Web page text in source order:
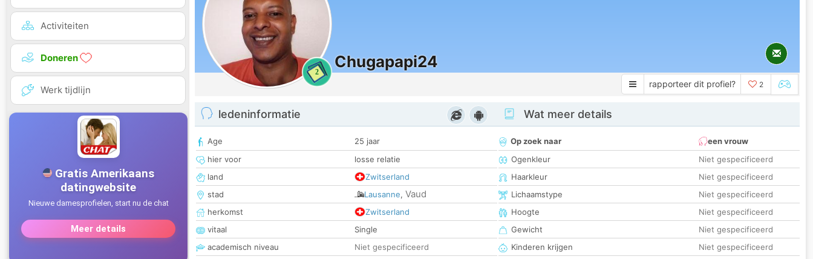
Activiteiten
Doneren
Werk tijdlijn
2
Chugapapi24
rapporteer dit profiel? 2
ledeninformatie
Age
25 jaar
hier voor
losse relatie
land
Zwitserland
stad
Lausanne, Vaud
herkomst
Zwitserland
vitaal
Single
academisch niveau
Niet gespecificeerd
Wat meer details
Op zoek naar
een vrouw
Ogenkleur
Niet gespecificeerd
Haarkleur
Niet gespecificeerd
Lichaamstype
Niet gespecificeerd
Hoogte
Niet gespecificeerd
Gewicht
Niet gespecificeerd
Kinderen krijgen
Niet gespecificeerd